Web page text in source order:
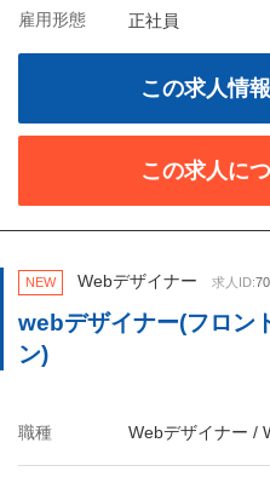
雇用形態 正社員
この求人情
この求人に
NEW Webデザイナー 求人ID:
webデザイナー(フロン
ン)
職種 Webデザイナー /